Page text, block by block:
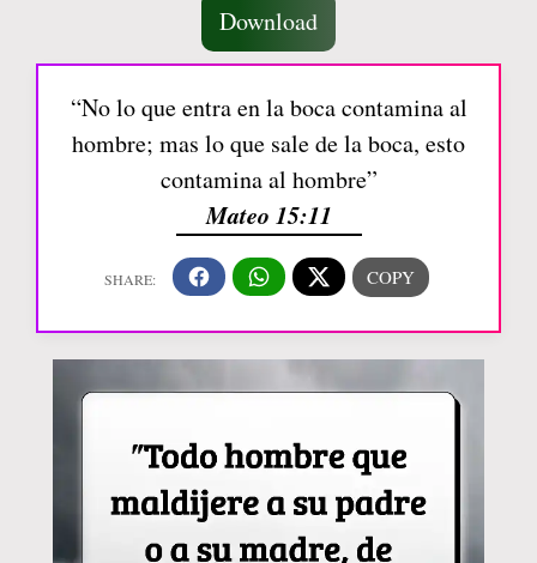
Download
“No lo que entra en la boca contamina al
hombre; mas lo que sale de la boca, esto
contamina al hombre”
Mateo 15:11